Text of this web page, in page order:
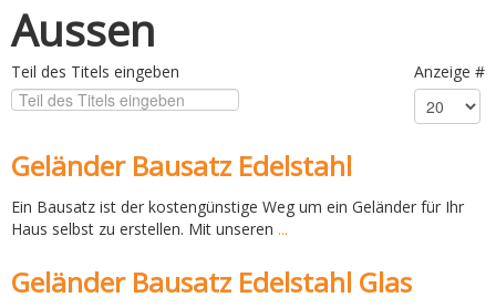
Aussen
Teil des Titels eingeben Anzeige #
Geländer Bausatz Edelstahl
Ein Bausatz ist der kostengünstige Weg um ein Geländer für Ihr
Haus selbst zu erstellen. Mit unseren ...
Geländer Bausatz Edelstahl Glas